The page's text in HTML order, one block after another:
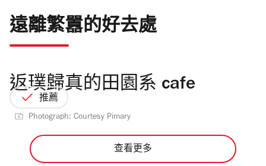
遠離繁囂的好去處
返璞歸真的田園系 cafe
推薦
Photograph: Courtesy Pimary
查看更多